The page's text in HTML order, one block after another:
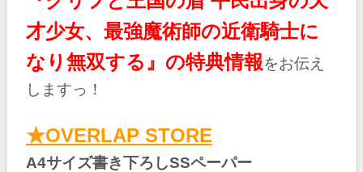
才少女、最強魔術師の近衛騎士に
なり無双する』の特典情報をお伝え
しますっ！
★OVERLAP STORE
A4サイズ書き下ろしSSペーパー